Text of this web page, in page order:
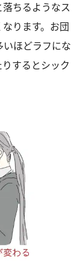
ちるようなス
ります。お団
ほどラフにな
するとシック